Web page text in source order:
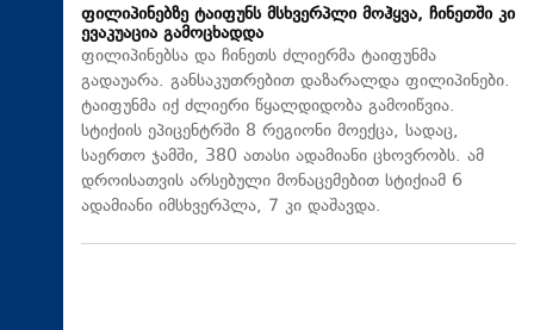
ფილიპინებზე ტაიფუნს მსხვერპლი მოჰყვა, ჩინეთში კი
ევაკუაცია გამოცხადდა
ფილიპინებსა და ჩინეთს ძლიერმა ტაიფუნმა
გადაუარა. განსაკუთრებით დაზარალდა ფილიპინები.
ტაიფუნმა იქ ძლიერი წყალდიდობა გამოიწვია.
სტიქიის ეპიცენტრში 8 რეგიონი მოექცა, სადაც,
საერთო ჯამში, 380 ათასი ადამიანი ცხოვრობს. ამ
დროისათვის არსებული მონაცემებით სტიქიამ 6
ადამიანი იმსხვერპლა, 7 კი დაშავდა.